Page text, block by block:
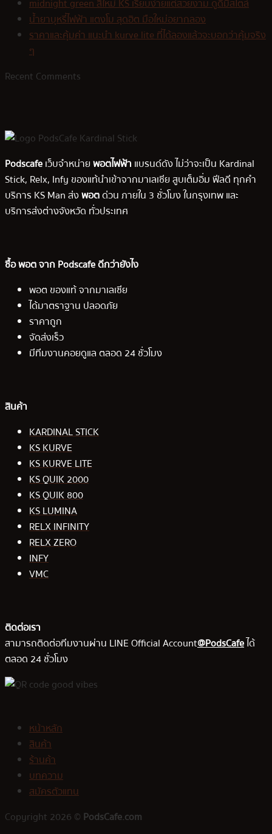
midnight green สีใหม่ KS เรียบง่ายแต่สวยงาม ดูดีมีสไตล์
น้ำยาบุหรี่ไฟฟ้า แตงโม สุดฮิต มือใหม่อยากลอง
ราคาและคุ้มค่า แนะนำ kurve lite ที่ได้ลองแล้วจะบอกว่าคุ้มจริง
ๆ
Recent Comments
Podscafeเว็บจำหน่ายพอตไฟฟ้า แบรนด์ดัง ไม่ว่าจะเป็น Kardinal
Stick, Relx, Infy ของแท้นำเข้าจากมาเลเซีย สูบเต็มอิ่ม ฟีลดี ทุกคำ
บริการ KS Man ส่งพอตด่วน ภายใน 3 ชั่วโมง ในกรุงเทพ และ
บริการส่งต่างจังหวัด ทั่วประเทศ
ซื้อ พอต จาก Podscafe ดีกว่ายังไง
พอต ของแท้ จากมาเลเซีย
ได้มาตราฐาน ปลอดภัย
ราคาถูก
จัดส่งเร็ว
มีทีมงานคอยดูแล ตลอด 24 ชั่วโมง
สินค้า
KARDINAL STICK
KS KURVE
KS KURVE LITE
KS QUIK 2000
KS QUIK 800
KS LUMINA
RELX INFINITY
RELX ZERO
INFY
VMC
ติดต่อเรา
สามารถติดต่อทีมงานผ่าน LINE Official Account@PodsCafeได้
ตลอด 24 ชั่วโมง
หน้าหลัก
สินค้า
ร้านค้า
บทความ
สมัครตัวแทน
Copyright 2026 © PodsCafe.com